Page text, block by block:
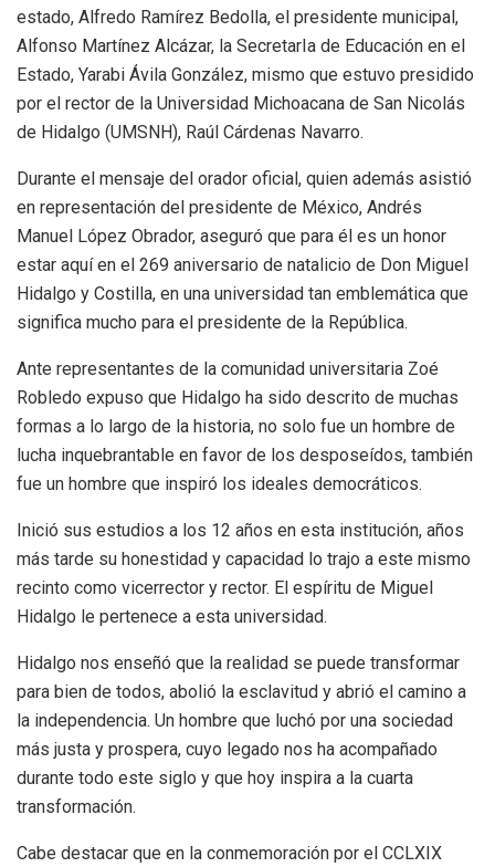
estado, Alfredo Ramírez Bedolla, el presidente municipal,
Alfonso Martínez Alcázar, la SecretarIa de Educación en el
Estado, Yarabi Ávila González, mismo que estuvo presidido
por el rector de la Universidad Michoacana de San Nicolás
de Hidalgo (UMSNH), Raúl Cárdenas Navarro.
Durante el mensaje del orador oficial, quien además asistió
en representación del presidente de México, Andrés
Manuel López Obrador, aseguró que para él es un honor
estar aquí en el 269 aniversario de natalicio de Don Miguel
Hidalgo y Costilla, en una universidad tan emblemática que
significa mucho para el presidente de la República.
Ante representantes de la comunidad universitaria Zoé
Robledo expuso que Hidalgo ha sido descrito de muchas
formas a lo largo de la historia, no solo fue un hombre de
lucha inquebrantable en favor de los desposeídos, también
fue un hombre que inspiró los ideales democráticos.
Inició sus estudios a los 12 años en esta institución, años
más tarde su honestidad y capacidad lo trajo a este mismo
recinto como vicerrector y rector. El espíritu de Miguel
Hidalgo le pertenece a esta universidad.
Hidalgo nos enseñó que la realidad se puede transformar
para bien de todos, abolió la esclavitud y abrió el camino a
la independencia. Un hombre que luchó por una sociedad
más justa y prospera, cuyo legado nos ha acompañado
durante todo este siglo y que hoy inspira a la cuarta
transformación.
Cabe destacar que en la conmemoración por el CCLXIX